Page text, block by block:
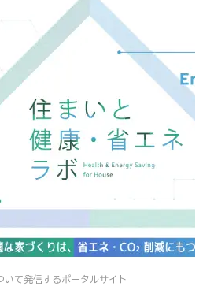
いて発信するポータルサイト